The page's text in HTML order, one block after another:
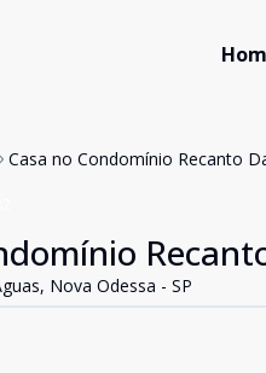
Casa no Condomínio Recanto
Nova Odessa - SP